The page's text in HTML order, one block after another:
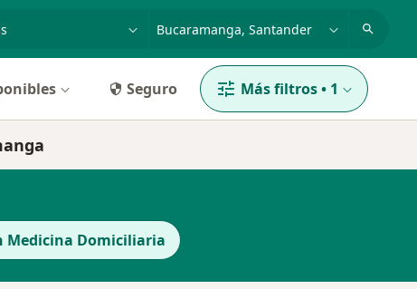
Seguro Más filtros• 1
Medicina Domiciliaria